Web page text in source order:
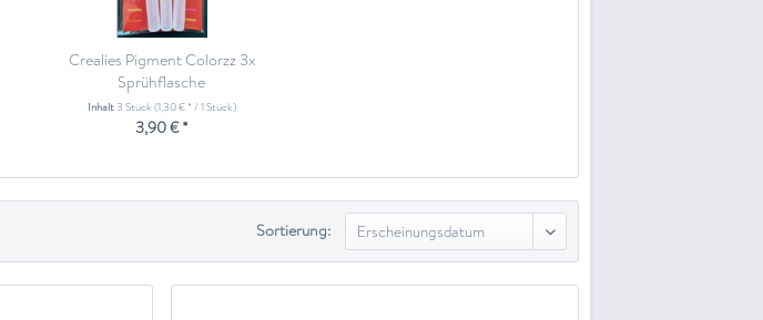
Crealies Pigment Colorzz 3x
Sprühflasche
Inhalt 3 Stück (1,30 € * / 1 Stück)
3,90 € *
Sortierung: